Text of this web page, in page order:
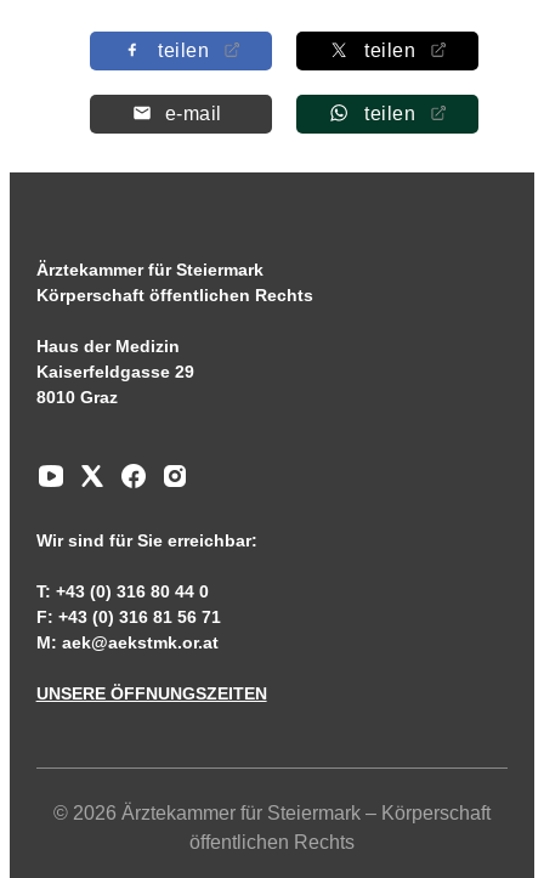
teilen teilen
e-mail teilen
Ärztekammer für Steiermark
Körperschaft öffentlichen Rechts
Haus der Medizin
Kaiserfeldgasse 29
8010 Graz
Wir sind für Sie erreichbar:
T: +43 (0) 316 80 44 0
F: +43 (0) 316 81 56 71
M: aek@aekstmk.or.at
UNSERE ÖFFNUNGSZEITEN
© 2026 Ärztekammer für Steiermark – Körperschaft
öffentlichen Rechts